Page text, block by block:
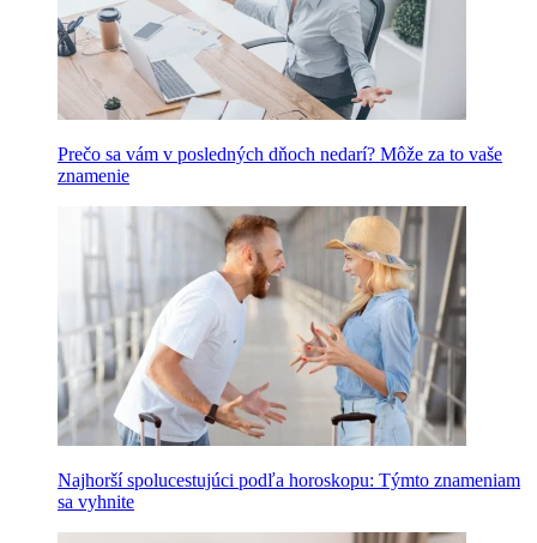
Prečo sa vám v posledných dňoch nedarí? Môže za to vaše
znamenie
Najhorší spolucestujúci podľa horoskopu: Týmto znameniam
sa vyhnite